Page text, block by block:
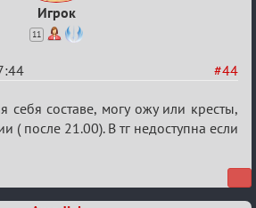
Игрок
11
#44
составе, могу ожу или кресты,
( после 21.00). В тг недоступна если